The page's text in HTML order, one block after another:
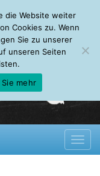
Leseempfehlungen FAQ
die Website weiter
Cookies zu. Wenn
Sie zu unserer
unseren Seiten
mehr